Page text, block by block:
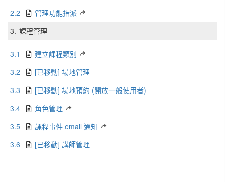
2.2
管理功能指派
3. 課程管理
3.1
建立課程類別
3.2
[已移動] 場地管理
3.3
[已移動] 場地預約 (開放一般使用者)
3.4
角色管理
3.5
課程事件 email 通知
3.6
[已移動] 講師管理